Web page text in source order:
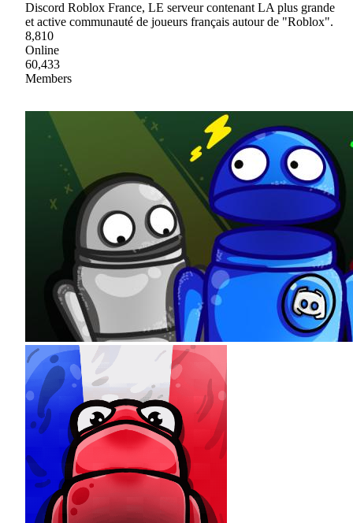
Discord Roblox France, LE serveur contenant LA plus grande
et active communauté de joueurs français autour de "Roblox".
8,810
Online
60,433
Members